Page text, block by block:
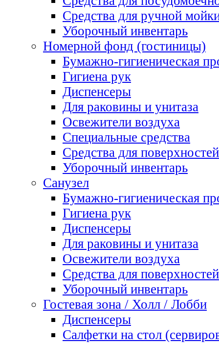
Средства для ручной
Уборочный инвентарь
Номерной фонд (гостиницы)
Бумажно-гигиеническая
Гигиена рук
Диспенсеры
Для раковины и унитаза
Освежители воздуха
Специальные средства
Средства для поверхностей
Уборочный инвентарь
Санузел
Бумажно-гигиеническая
Гигиена рук
Диспенсеры
Для раковины и унитаза
Освежители воздуха
Средства для поверхностей
Уборочный инвентарь
Гостевая зона / Холл / Лобби
Диспенсеры
Салфетки на стол